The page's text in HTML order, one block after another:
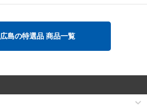
広島の特選品 商品一覧